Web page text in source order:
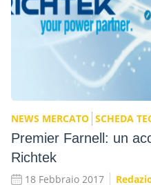
NEWS MERCATO SCHEDA
Premier Farnell: un
Richtek
18 Febbraio 2017